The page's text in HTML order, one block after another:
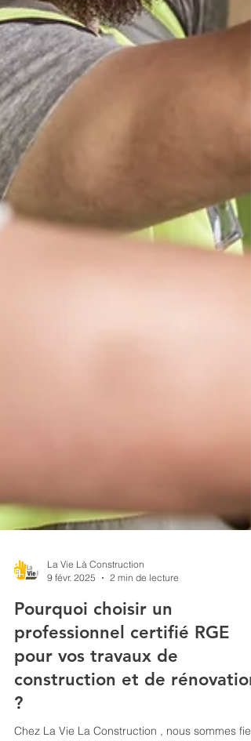
9 févr. 2025
2 min de lecture
Pourquoi choisir un
professionnel certifié RGE
pour vos travaux de
construction et de rénovation
?